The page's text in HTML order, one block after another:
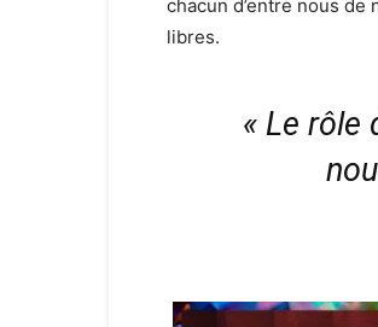
chacun d’entre nous
libres.
« Le rôle